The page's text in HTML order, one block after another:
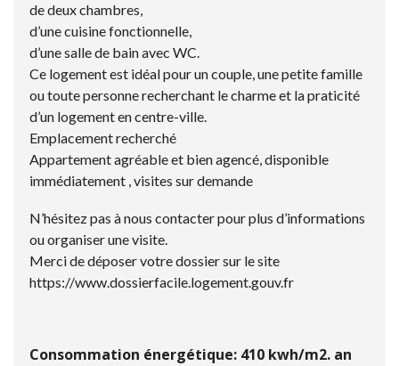
de deux chambres,
d’une cuisine fonctionnelle,
d’une salle de bain avec WC.
Ce logement est idéal pour un couple, une petite famille
ou toute personne recherchant le charme et la praticité
d’un logement en centre-ville.
Emplacement recherché
Appartement agréable et bien agencé, disponible
immédiatement , visites sur demande
N’hésitez pas à nous contacter pour plus d’informations
ou organiser une visite.
Merci de déposer votre dossier sur le site
https://www.dossierfacile.logement.gouv.fr
Consommation énergétique: 410 kwh/m2. an